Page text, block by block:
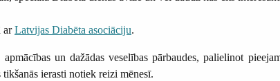
arLatvijas Diabēta asociāciju.
un dažādas veselības pārbaudes, palielinot
ierasti notiek reizi mēnesī.